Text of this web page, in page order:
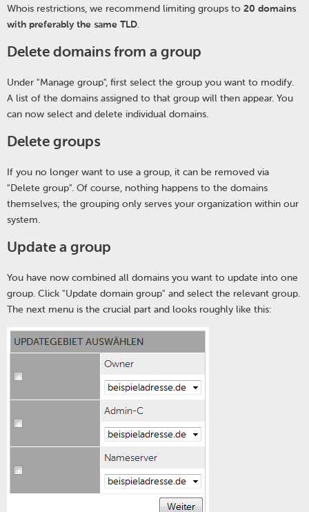
Whois restrictions, we recommend limiting groups to 20 domains
with preferably the same TLD.
Delete domains from a group
Under "Manage group", first select the group you want to modify.
A list of the domains assigned to that group will then appear. You
can now select and delete individual domains.
Delete groups
If you no longer want to use a group, it can be removed via
"Delete group". Of course, nothing happens to the domains
themselves; the grouping only serves your organization within our
system.
Update a group
You have now combined all domains you want to update into one
group. Click "Update domain group" and select the relevant group.
The next menu is the crucial part and looks roughly like this: